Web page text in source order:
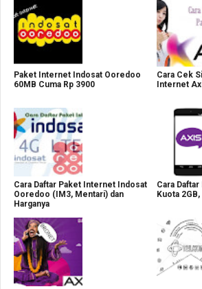
Paket Internet Indosat Ooredoo
60MB Cuma Rp 3900
Cara Cek
Internet
Cara Daftar Paket Internet Indosat
Ooredoo (IM3, Mentari) dan
Harganya
Cara
Kuota